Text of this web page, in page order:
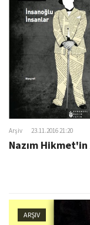
Arşiv 23.11.2016 21:20
Nazım
ARŞIV